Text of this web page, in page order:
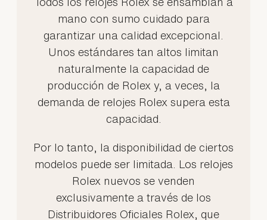
mano con sumo cuidado para
garantizar una calidad excepcional.
Unos estándares tan altos limitan
naturalmente la capacidad de
producción de Rolex y, a veces, la
demanda de relojes Rolex supera esta
capacidad.
Por lo tanto, la disponibilidad de ciertos
modelos puede ser limitada. Los relojes
Rolex nuevos se venden
exclusivamente a través de los
Distribuidores Oficiales Rolex, que